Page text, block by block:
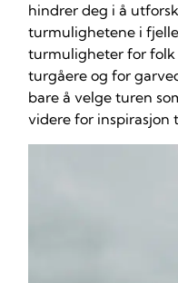
hindrer deg i å
turmulighetene i
turmuligheter for folk
turgåere og for
bare å velge turen
videre for